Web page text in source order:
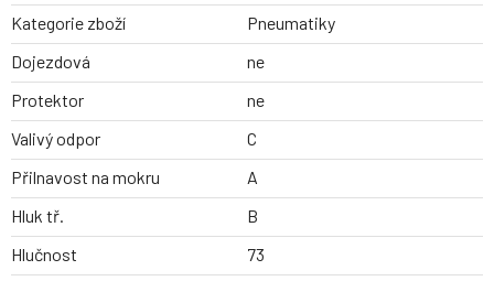
Kategorie zboží
Pneumatiky
Dojezdová
ne
Protektor
ne
Valivý odpor
C
Přilnavost na mokru
A
Hluk tř.
B
Hlučnost
73